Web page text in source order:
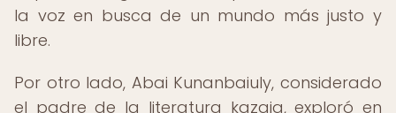
la voz en busca de un mundo más justo y
libre.
Por otro lado, Abai Kunanbaiuly, considerado
el padre de la literatura kazaja, exploró en